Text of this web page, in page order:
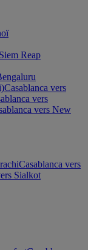
Reap
Casablanca vers
vers
vers New
Casablanca vers
Sialkot